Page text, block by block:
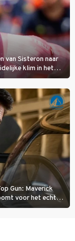
van Sisteron naar
klim in het
dat is de
worden.
Gun: Maverick
voor het echte